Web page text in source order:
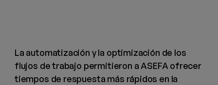
La automatización y la optimización de los
flujos de trabajo permitieron a ASEFA ofrecer
tiempos de respuesta más rápidos en la